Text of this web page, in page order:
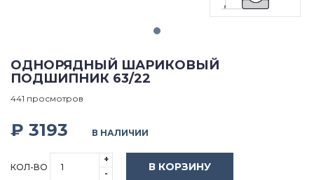
ОДНОРЯДНЫЙ ШАРИКОВЫЙ
ПОДШИПНИК 63/22
441 просмотров
₽ 3193 В НАЛИЧИИ
КОЛ-ВО
+
-
В КОРЗИНУ